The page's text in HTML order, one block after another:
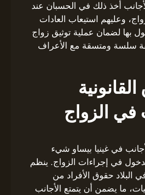
أخذ ذلك في الحسبان عند
وعليهم استيعاب العادات
بها لضمان عملية توثيق زواج
سلسة ومتسقة مع الأعراف
في الزواج
في غينيا بيساو شيء
في إجراءات الزواج. ينظم
البلاد حقوق الأفراد من
ما يضمن أن يتمتع الأجانب